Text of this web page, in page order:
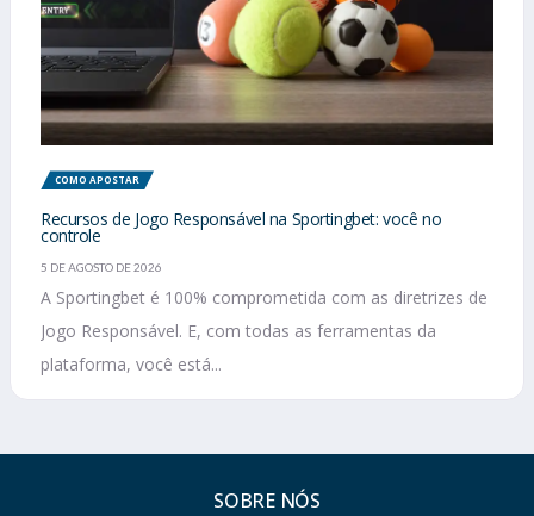
COMO APOSTAR
Recursos de Jogo Responsável na Sportingbet: você no
controle
5 DE AGOSTO DE 2026
A Sportingbet é 100% comprometida com as diretrizes de
Jogo Responsável. E, com todas as ferramentas da
plataforma, você está...
SOBRE NÓS